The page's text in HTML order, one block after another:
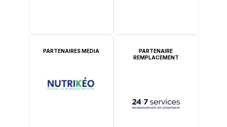
PARTENAIRES MEDIA
PARTENAIRE
REMPLACEMENT